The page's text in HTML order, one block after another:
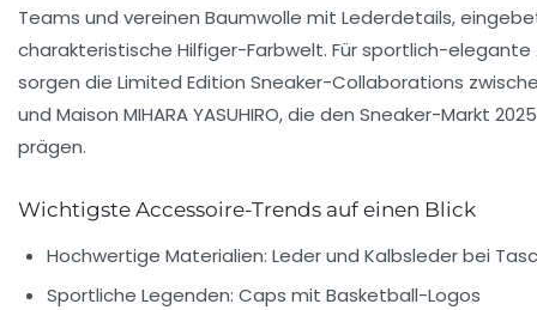
Teams und vereinen Baumwolle mit Lederdetails,
charakteristische Hilfiger-Farbwelt. Für sportlich-elegante
sorgen die Limited Edition Sneaker-Collaborations
und Maison MIHARA YASUHIRO, die den Sneaker-Markt
prägen.
Wichtigste Accessoire-Trends auf einen Blick
Hochwertige Materialien: Leder und Kalbsleder bei
Sportliche Legenden: Caps mit Basketball-Logos